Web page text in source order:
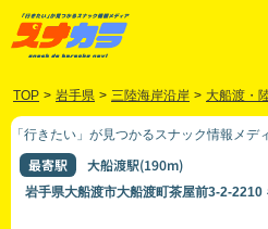
TOP > 岩手県 > 三陸海岸沿岸 > 大船渡・
「行きたい」が見つかるスナック情報メデ
最寄駅 大船渡駅(190m)
岩手県大船渡市大船渡町茶屋前3-2-2210